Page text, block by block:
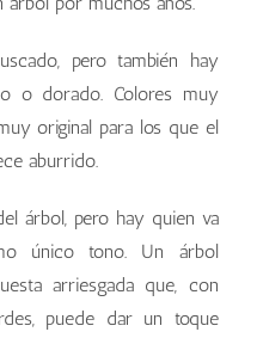
pero también hay
o dorado. Colores muy
original para los que el
aburrido.
árbol, pero hay quien va
único tono. Un árbol
arriesgada que, con
puede dar un toque